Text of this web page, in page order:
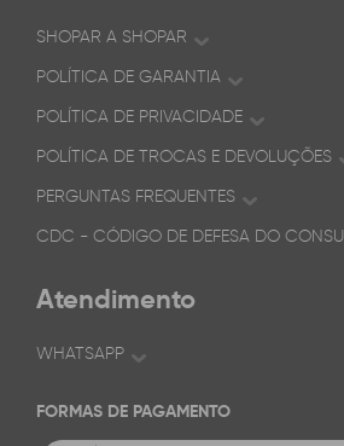
SHOPAR A SHOPAR
POLÍTICA DE GARANTIA
POLÍTICA DE PRIVACIDADE
POLÍTICA DE TROCAS E DEVOLUÇÕES
PERGUNTAS FREQUENTES
CDC - CÓDIGO DE DEFESA DO
Atendimento
WHATSAPP
FORMAS DE PAGAMENTO